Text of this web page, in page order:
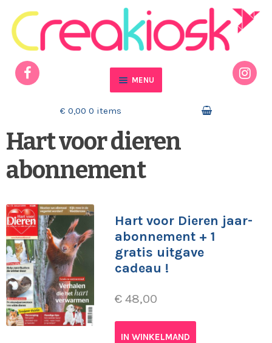
Ga door naar navigatie
Ga naar de inhoud
€ 0,00 0 items
MENU
Actueel
Mijn account
Contact
Hart voor dieren
abonnement
Hart voor Dieren jaar-
abonnement + 1
gratis uitgave
cadeau !
€ 48,00
IN WINKELMAND